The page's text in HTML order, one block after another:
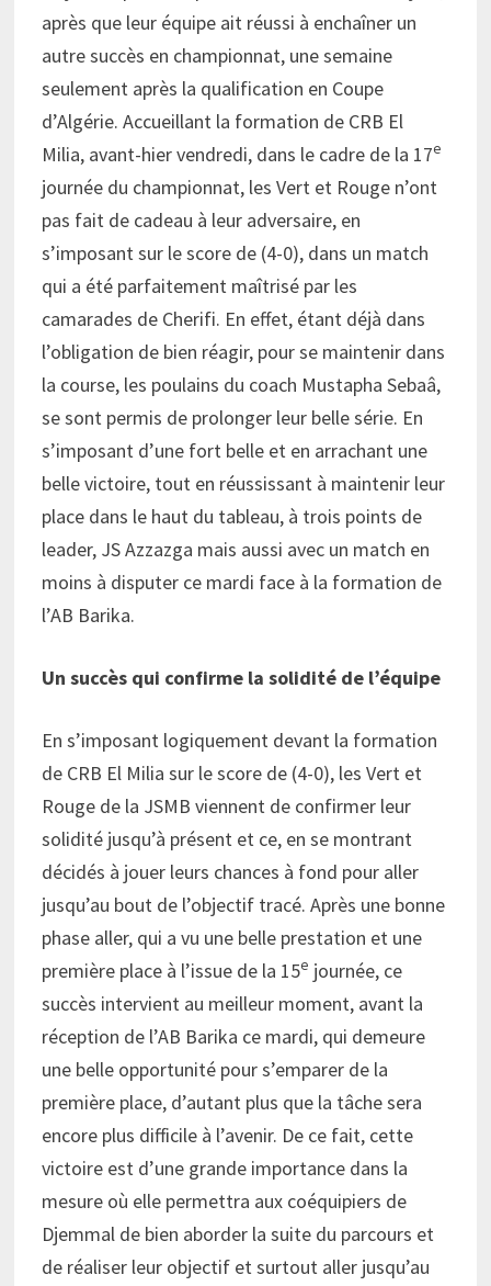
après que leur équipe ait réussi à enchaîner un
autre succès en championnat, une semaine
seulement après la qualification en Coupe
d’Algérie. Accueillant la formation de CRB El
Milia, avant-hier vendredi, dans le cadre de la 17e
journée du championnat, les Vert et Rouge n’ont
pas fait de cadeau à leur adversaire, en
s’imposant sur le score de (4-0), dans un match
qui a été parfaitement maîtrisé par les
camarades de Cherifi. En effet, étant déjà dans
l’obligation de bien réagir, pour se maintenir dans
la course, les poulains du coach Mustapha Sebaâ,
se sont permis de prolonger leur belle série. En
s’imposant d’une fort belle et en arrachant une
belle victoire, tout en réussissant à maintenir leur
place dans le haut du tableau, à trois points de
leader, JS Azzazga mais aussi avec un match en
moins à disputer ce mardi face à la formation de
l’AB Barika.
Un succès qui confirme la solidité de l’équipe
En s’imposant logiquement devant la formation
de CRB El Milia sur le score de (4-0), les Vert et
Rouge de la JSMB viennent de confirmer leur
solidité jusqu’à présent et ce, en se montrant
décidés à jouer leurs chances à fond pour aller
jusqu’au bout de l’objectif tracé. Après une bonne
phase aller, qui a vu une belle prestation et une
première place à l’issue de la 15e journée, ce
succès intervient au meilleur moment, avant la
réception de l’AB Barika ce mardi, qui demeure
une belle opportunité pour s’emparer de la
première place, d’autant plus que la tâche sera
encore plus difficile à l’avenir. De ce fait, cette
victoire est d’une grande importance dans la
mesure où elle permettra aux coéquipiers de
Djemmal de bien aborder la suite du parcours et
de réaliser leur objectif et surtout aller jusqu’au